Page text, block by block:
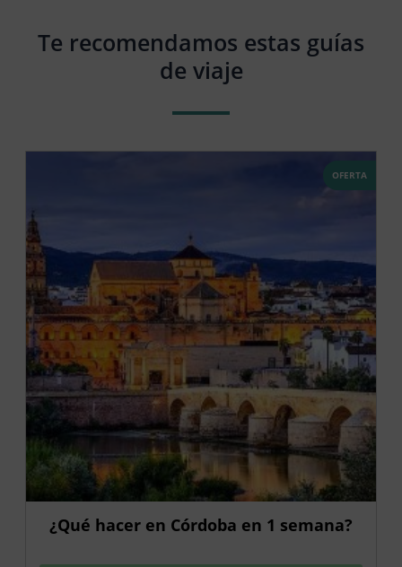
Te recomendamos estas guías
de viaje
OFERTA
¿Qué hacer en Córdoba en 1 semana?